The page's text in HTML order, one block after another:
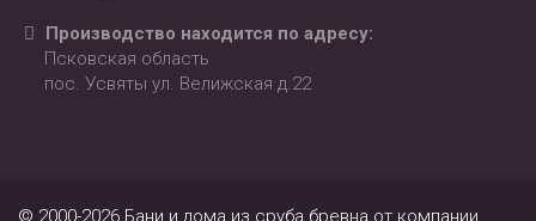
Производство находится по адресу:
Псковская область
пос. Усвяты ул. Велижская д.22
© 2000-2026 Бани и дома из сруба бревна от компании